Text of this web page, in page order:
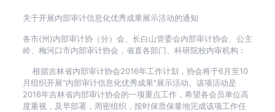
关于开展内部审计信息化优秀成果展示活动的通知
各市(州)内部审计协（分）会、长白山管委会内部审计协会、公主
岭、梅河口市内部审计协会，省直各部门、科研院校内审机构：
根据吉林省内部审计协会2016年工作计划，协会将于6月至10
月组织开展“内部审计信息化优秀成果”展示活动。该项活动是
2016年吉林省内部审计协会的一项重点工作，希望各会员单位高
度重视，及早部署，周密组织，按时保质保量地完成该项工作任